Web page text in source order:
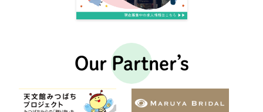
Our Partner’s